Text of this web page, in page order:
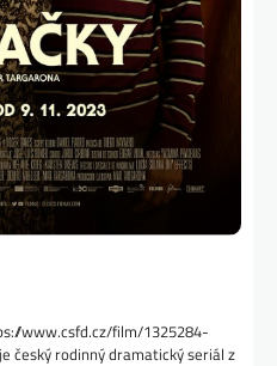
www.csfd.cz/film/1325284-
český rodinný dramatický seriál z